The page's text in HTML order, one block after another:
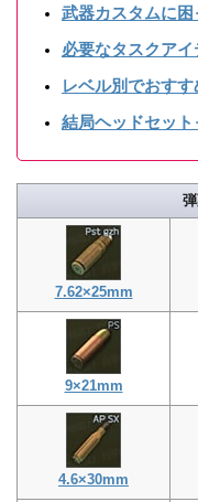
武器カスタムに困
必要なタスクアイ
レベル別でおすす
結局ヘッドセッ
7.62×25mm
9×21mm
4.6×30mm